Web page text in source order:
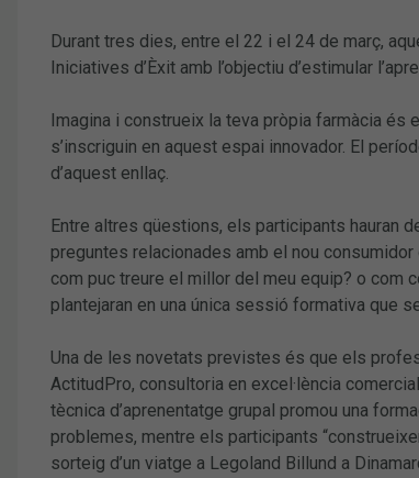
Durant tres dies, entre el 22 i el 24 de març,
Iniciatives d’Èxit amb l’objectiu d’estimular
Imagina i construeix la teva pròpia farmàcia
s’inscriguin en aquest espai innovador. El
d’aquest enllaç.
Entre altres qüestions, els participants hauran
preguntes relacionades amb el nou
com puc treure el millor del meu equip? o com
plantejaran en una única sessió formativa que
Una de les novetats previstes és que els
ActitudPro, consultoria en excel·lència
tècnica d’aprenentatge grupal promou una
problemes, mentre els participants
sorteig d’un viatge a Legoland Billund a